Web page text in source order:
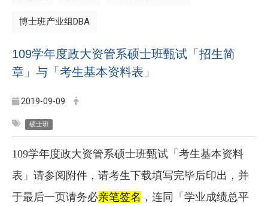
博士班产业组DBA
109学年度政大资管系硕士班甄试「招生简
章」与「考生基本资料表」
2019-09-09
硕士班
109学年度政大资管系硕士班甄试「考生基本资料
表」请参阅附件，请考生下载填写完毕后印出，并
于最后一页请务必亲笔签名 ，连同「学业成绩总平